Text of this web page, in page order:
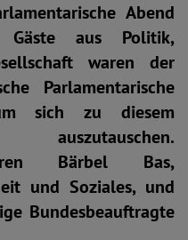
Abend
Gäste aus Politik,
waren der
Parlamentarische
sich zu diesem
Bärbel Bas,
und Soziales, und
Bundesbeauftragte